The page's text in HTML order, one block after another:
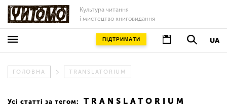
Культура читання
і мистецтво книговидання
UA
ПІДТРИМАТИ
ГОЛОВНА TRANSLATORIUM
Усі статті за тегом: TRANSLATORIUM